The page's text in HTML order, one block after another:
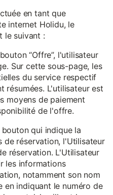
en tant que
internet Holidu, le
le suivant :
“Offre”, l'utilisateur
Sur cette sous-page, les
du service respectif
résumées. L'utilisateur est
moyens de paiement
de l'offre.
qui indique la
de réservation, l'Utilisateur
réservation. L'Utilisateur
les informations
notamment son nom
en indiquant le numéro de